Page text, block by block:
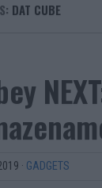
DAT CUBE
· GADGETS